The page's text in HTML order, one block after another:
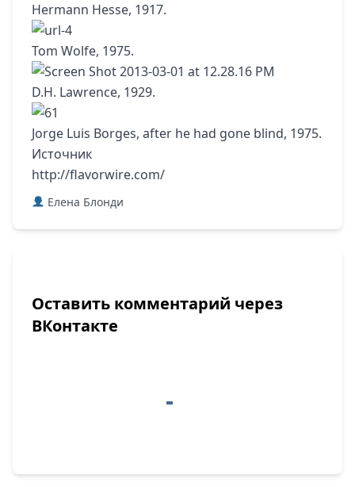
Hermann Hesse, 1917.
Tom Wolfe, 1975.
D.H. Lawrence, 1929.
Jorge Luis Borges, after he had gone blind, 1975.
Источник
http://flavorwire.com/
Елена Блонди
Оставить комментарий через
ВКонтакте